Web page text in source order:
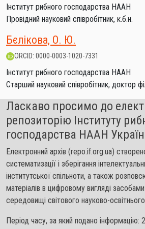
Інститут рибного господарства НААН
Провідний науковий співробітник, к.б.н.
Бєлікова, О. Ю.
ORCID: 0000-0003-1020-7331
Інститут рибного господарства НААН
Старший науковий співробітник, доктор
Ласкаво просимо до
репозиторію Інституту
господарства НААН
Електронний архів (repo.if.org.ua)
систематизації і зберігання
інститутської спільноти, а також
матеріалів в цифровому вигляді засобами
середовищі світового науково-освітнього
Період часу, за який подано інформацію: